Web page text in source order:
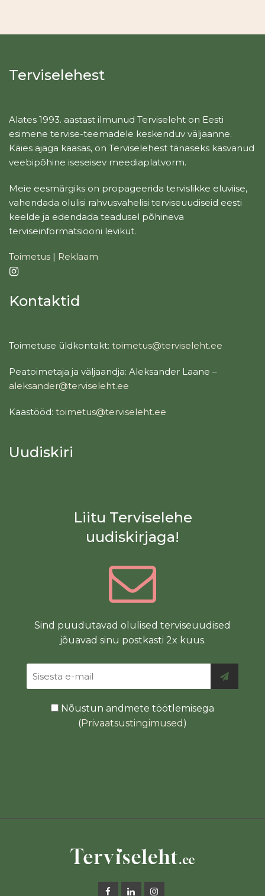
Terviselehest
Alates 1993. aastast ilmunud Terviseleht on Eesti
esimene tervise-teemadele keskenduv väljaanne.
Käies ajaga kaasas, on Terviselehest tänaseks kasvanud
veebipõhine iseseisev meediaplatvorm.
Meie eesmärgiks on propageerida tervislikke eluviise,
vahendada olulisi rahvusvahelisi terviseuudiseid eesti
keelde ja edendada teadusel põhineva
terviseinformatsiooni levikut.
Toimetus | Reklaam
Kontaktid
Toimetuse üldkontakt: toimetus@terviseleht.ee
Peatoimetaja ja väljaandja: Aleksander Laane –
aleksander@terviseleht.ee
Kaastööd: toimetus@terviseleht.ee
Uudiskiri
Liitu Terviselehe
uudiskirjaga!
Sind puudutavad olulised terviseuudised
jõuavad sinu postkasti 2x kuus.
Nõustun andmete töötlemisega
(Privaatsustingimused )